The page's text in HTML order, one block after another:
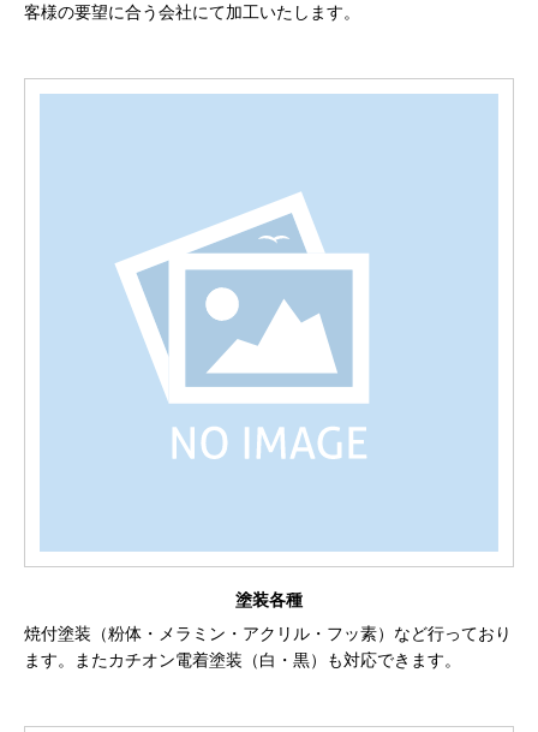
客様の要望に合う会社にて加工いたします。
塗装各種
焼付塗装（粉体・メラミン・アクリル・フッ素）など行っており
ます。またカチオン電着塗装（白・黒）も対応できます。